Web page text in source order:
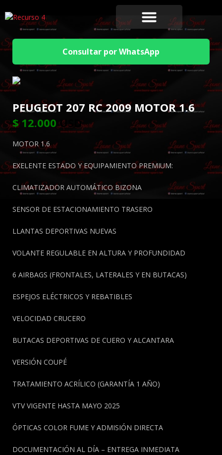
Consultar por WhatsApp
PEUGEOT 207 RC 2009 MOTOR 1.6
$ 12.000USD
MOTOR 1.6
EXELENTE ESTADO Y EQUIPAMIENTO PREMIUM:
CLIMATIZADOR AUTOMÁTICO BIZONA
SENSOR DE ESTACIONAMIENTO TRASERO
LLANTAS DEPORTIVAS NUEVAS
VOLANTE REGULABLE EN ALTURA Y PROFUNDIDAD
6 AIRBAGS (FRONTALES, LATERALES Y EN BUTACAS)
ESPEJOS ELÉCTRICOS Y REBATIBLES
VELOCIDAD CRUCERO
BUTACAS DEPORTIVAS DE CUERO Y ALCANTARA
VERSIÓN COUPÉ
TRATAMIENTO ACRÍLICO (GARANTÍA 1 AÑO)
VTV VIGENTE HASTA MAYO 2025
ÓPTICAS COLOR FUME Y ADMISIÓN DIRECTA
DOCUMENTACIÓN AL DÍA – ENTREGA INMEDIATA